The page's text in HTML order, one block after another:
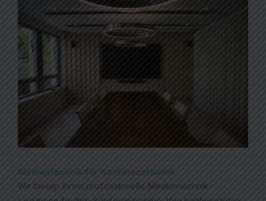
Medientechnik für Konferenzräume
Wir bieten Ihnen professionelle Medientechnik-